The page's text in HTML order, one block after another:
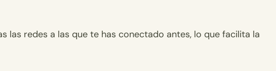
las redes a las que te has conectado antes, lo que facilita la